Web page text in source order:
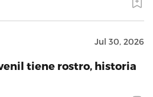
Jul 30, 2026
tiene rostro, historia